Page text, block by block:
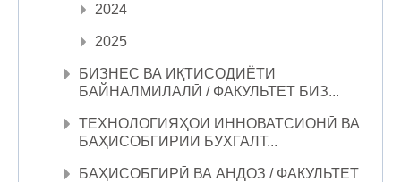
2024
2025
БИЗНЕС ВА ИҚТИСОДИЁТИ
БАЙНАЛМИЛАЛӢ / ФАКУЛЬТЕТ БИЗ...
ТЕХНОЛОГИЯҲОИ ИННОВАТСИОНӢ ВА
БАҲИСОБГИРИИ БУХГАЛТ...
БАҲИСОБГИРӢ ВА АНДОЗ / ФАКУЛЬТЕТ